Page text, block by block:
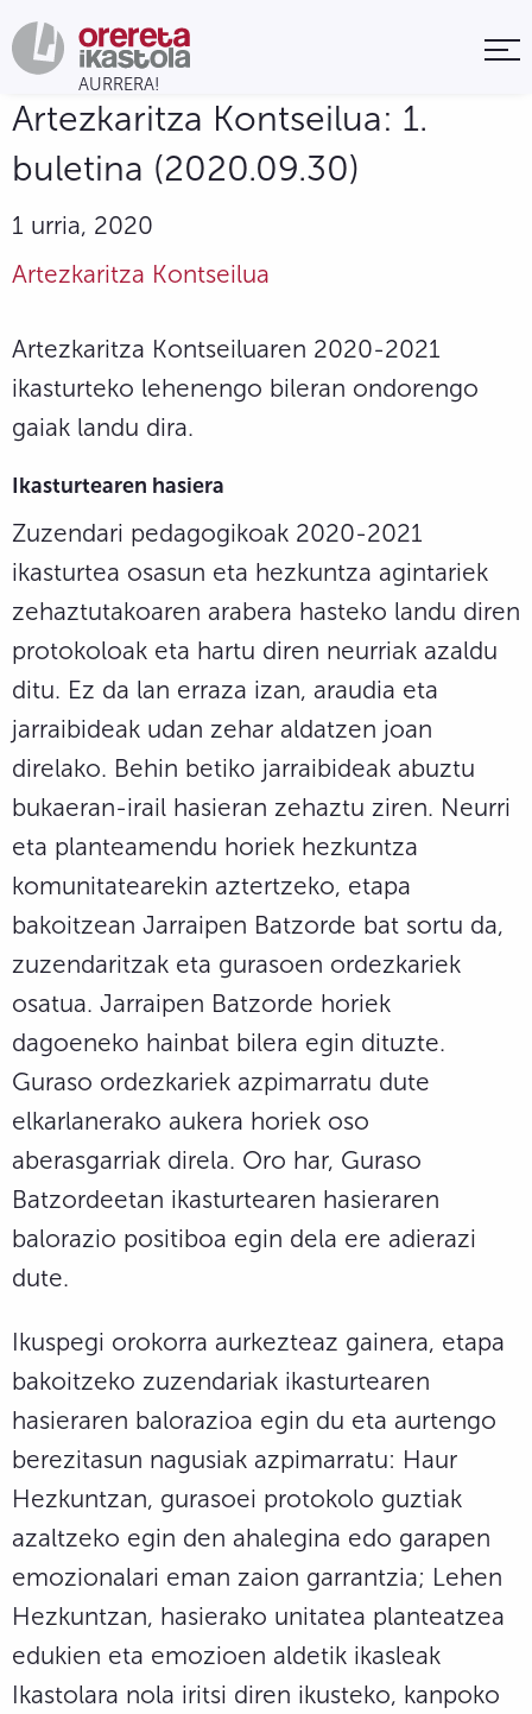
Artezkaritza Kontseilua: 1.
buletina (2020.09.30)
1 urria, 2020
Artezkaritza Kontseilua
Artezkaritza Kontseiluaren 2020-2021
ikasturteko lehenengo bileran ondorengo
gaiak landu dira.
Ikasturtearen hasiera
Zuzendari pedagogikoak 2020-2021
ikasturtea osasun eta hezkuntza agintariek
zehaztutakoaren arabera hasteko landu diren
protokoloak eta hartu diren neurriak azaldu
ditu. Ez da lan erraza izan, araudia eta
jarraibideak udan zehar aldatzen joan
direlako. Behin betiko jarraibideak abuztu
bukaeran-irail hasieran zehaztu ziren. Neurri
eta planteamendu horiek hezkuntza
komunitatearekin aztertzeko, etapa
bakoitzean Jarraipen Batzorde bat sortu da,
zuzendaritzak eta gurasoen ordezkariek
osatua. Jarraipen Batzorde horiek
dagoeneko hainbat bilera egin dituzte.
Guraso ordezkariek azpimarratu dute
elkarlanerako aukera horiek oso
aberasgarriak direla. Oro har, Guraso
Batzordeetan ikasturtearen hasieraren
balorazio positiboa egin dela ere adierazi
dute.
Ikuspegi orokorra aurkezteaz gainera, etapa
bakoitzeko zuzendariak ikasturtearen
hasieraren balorazioa egin du eta aurtengo
berezitasun nagusiak azpimarratu: Haur
Hezkuntzan, gurasoei protokolo guztiak
azaltzeko egin den ahalegina edo garapen
emozionalari eman zaion garrantzia; Lehen
Hezkuntzan, hasierako unitatea planteatzea
edukien eta emozioen aldetik ikasleak
Ikastolara nola iritsi diren ikusteko, kanpoko